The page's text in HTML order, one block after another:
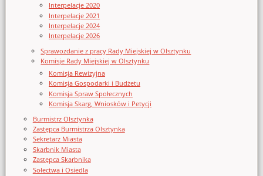
Interpelacje 2020
Interpelacje 2021
Interpelacje 2024
Interpelacje 2026
Sprawozdanie z pracy Rady Miejskiej w Olsztynku
Komisje Rady Miejskiej w Olsztynku
Komisja Rewizyjna
Komisja Gospodarki i Budżetu
Komisja Spraw Społecznych
Komisja Skarg, Wniosków i Petycji
Burmistrz Olsztynka
Zastępca Burmistrza Olsztynka
Sekretarz Miasta
Skarbnik Miasta
Zastępca Skarbnika
Sołectwa i Osiedla